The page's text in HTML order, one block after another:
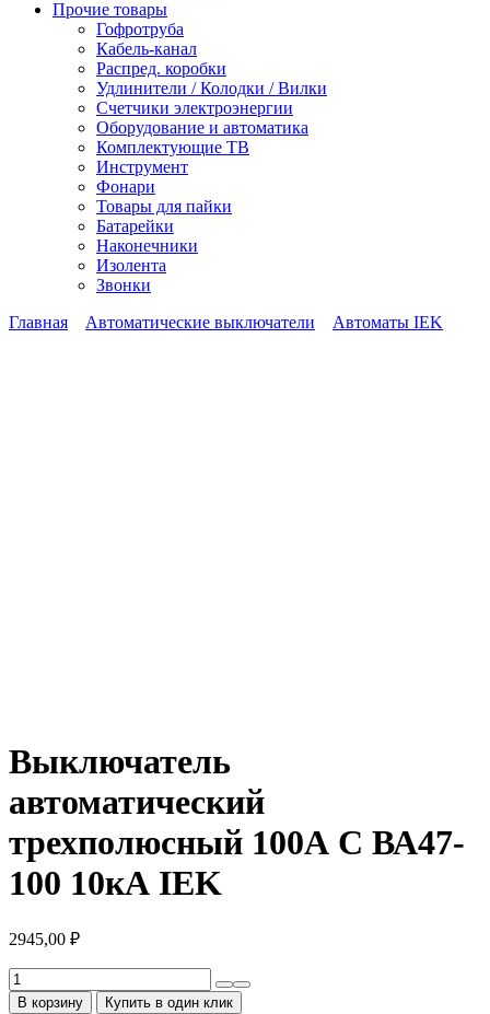
Прочие товары
Гофротруба
Кабель-канал
Распред. коробки
Удлинители / Колодки / Вилки
Счетчики электроэнергии
Оборудование и автоматика
Комплектующие ТВ
Инструмент
Фонари
Товары для пайки
Батарейки
Наконечники
Изолента
Звонки
Главная
Автоматические выключатели Автоматы IEK
Выключатель
автоматический
трехполюсный 100А С ВА47-
100 10кА IEK
2945,00 ₽
Количество
товара
В корзину Купить в один клик